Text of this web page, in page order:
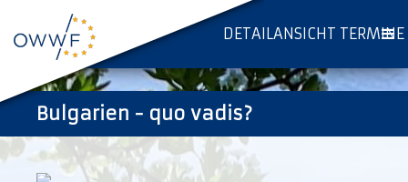
DETAILANSICHT TERMINE
Bulgarien - quo vadis?